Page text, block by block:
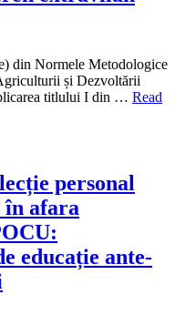
din Normele Metodologice
și Dezvoltării
titlului I din … Read
personal
afara
educație ante-